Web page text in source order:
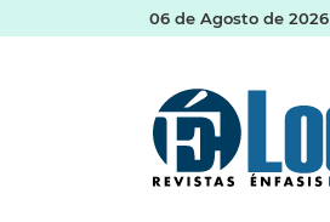
06 de Agosto de 2026